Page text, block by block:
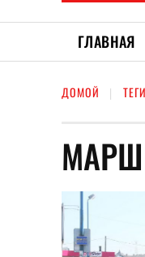
ГЛАВНАЯ
ДОМОЙ ТЕГИ